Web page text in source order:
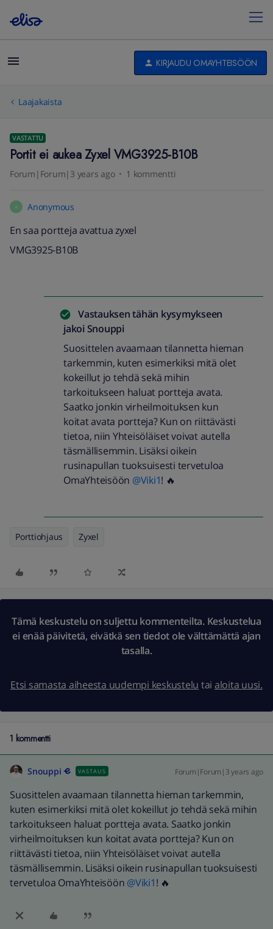
KIRJAUDU OMAYHTEISÖÖN
Laajakaista
VASTATTU
Portit ei aukea Zyxel VMG3925-B10B
Forum|Forum|3 years ago 1 kommentti
A Anonymous
En saa portteja avattua zyxel
VMG3925-B10B
Vastauksen tähän kysymykseen
jakoi Snouppi
Suosittelen avaamaan tilannetta hieman
tarkemmin, kuten esimerkiksi mitä olet
kokeillut jo tehdä sekä mihin
tarkoitukseen haluat portteja avata.
Saatko jonkin virheilmoituksen kun
koitat avata portteja? Kun on riittävästi
tietoa, niin Yhteisöläiset voivat autella
täsmällisemmin. Lisäksi oikein
rusinapullan tuoksuisesti tervetuloa
OmaYhteisöön @Viki1! 🔥
Porttiohjaus Zyxel
Tämä keskustelu on suljettu kommenteilta. Keskustelua
ei enää päivitetä, eivätkä sen tiedot ole välttämättä ajan
tasalla.
Etsi samasta aiheesta uudempi keskustelu tai aloita uusi.
1 kommentti
Snouppi VASTAUS Forum|Forum|3 years ago
Suosittelen avaamaan tilannetta hieman tarkemmin,
kuten esimerkiksi mitä olet kokeillut jo tehdä sekä mihin
tarkoitukseen haluat portteja avata. Saatko jonkin
virheilmoituksen kun koitat avata portteja? Kun on
riittävästi tietoa, niin Yhteisöläiset voivat autella
täsmällisemmin. Lisäksi oikein rusinapullan tuoksuisesti
tervetuloa OmaYhteisöön @Viki1! 🔥